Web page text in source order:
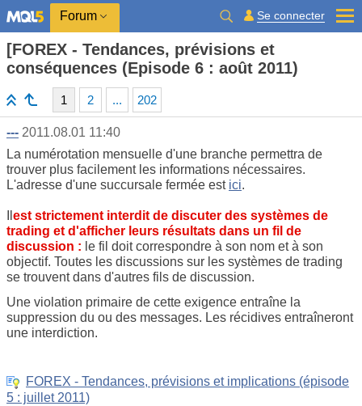
Forum Se connecter
[FOREX - Tendances, prévisions et
conséquences (Episode 6 : août 2011)
1 2 ... 202
--- 2011.08.01 11:40
La numérotation mensuelle d'une branche permettra de
trouver plus facilement les informations nécessaires.
L'adresse d'une succursale fermée est ici.
est strictement interdit de discuter des systèmes de
trading et d'afficher leurs résultats dans un fil de
discussion : le fil doit correspondre à son nom et à son
objectif. Toutes les discussions sur les systèmes de trading
se trouvent dans d'autres fils de discussion.
Une violation primaire de cette exigence entraîne la
suppression du ou des messages. Les récidives entraîneront
une interdiction.
FOREX - Tendances, prévisions et implications (épisode
5 : juillet 2011)